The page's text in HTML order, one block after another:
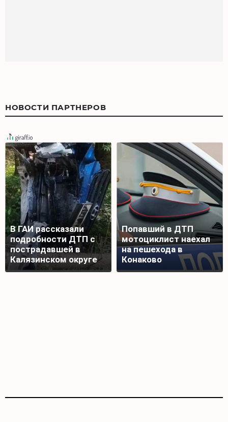
НОВОСТИ ПАРТНЕРОВ
В ГАИ рассказали
подробности ДТП с
пострадавшей в
Калязинском округе
Попавший в ДТП
мотоциклист наехал
на пешехода в
Конаково